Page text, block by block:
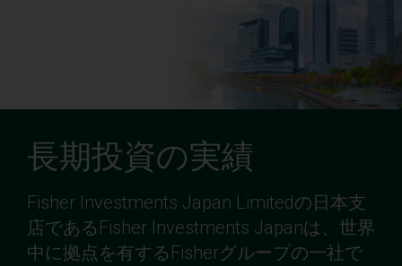
長期投資の実績
Fisher Investments Japan Limitedの日本支
店であるFisher Investments Japanは、世界
中に拠点を有するFisherグループの一社で